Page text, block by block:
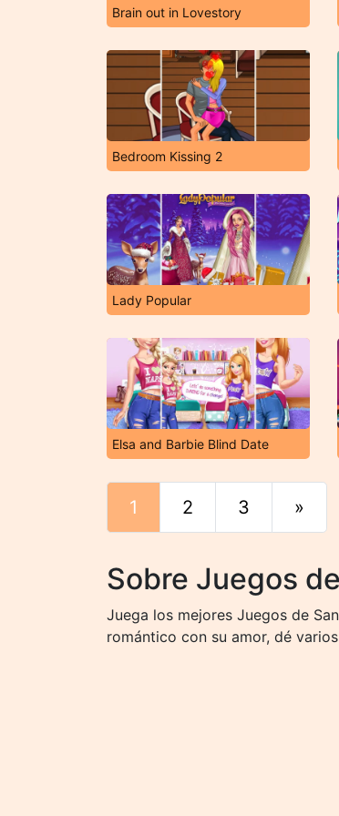
Brain out in Lovestory
Bedroom Kissing 2
Lady Popular
Elsa and Barbie Blind Date
1 2 3 »
Sobre Juegos
Juega los mejores Juegos de
romántico con su amor, dé